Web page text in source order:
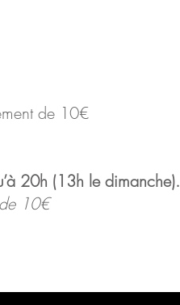
de 10€
20h (13h le dimanche).
10€